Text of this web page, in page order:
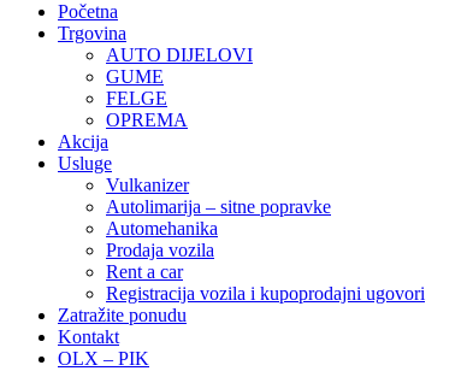
Početna
Trgovina
AUTO DIJELOVI
GUME
FELGE
OPREMA
Akcija
Usluge
Vulkanizer
Autolimarija – sitne popravke
Automehanika
Prodaja vozila
Rent a car
Registracija vozila i kupoprodajni ugovori
Zatražite ponudu
Kontakt
OLX – PIK